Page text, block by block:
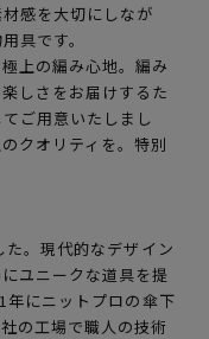
感を大切にしなが
具です。
上の編み心地。編み
しさをお届けするた
ご用意いたしまし
クオリティを。特別
。現代的なデザイン
ユニークな道具を提
年にニットプロの傘下
の工場で職人の技術